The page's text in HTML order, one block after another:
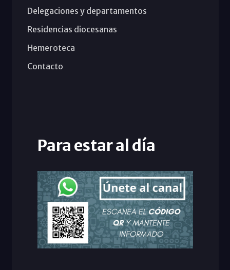
Delegaciones y departamentos
Residencias diocesanas
Hemeroteca
Contacto
Para estar al día